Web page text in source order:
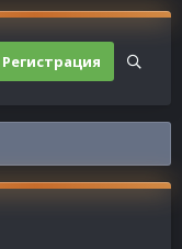
Регистрация